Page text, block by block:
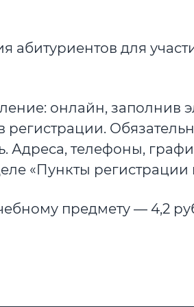
абитуриентов для
онлайн, заполнив
Адреса, телефоны,
«Пункты регистрации
предмету — 4,2